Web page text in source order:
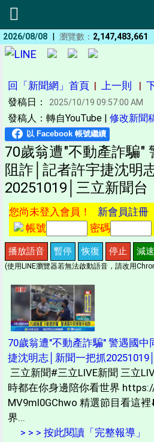
2026/08/08 | 瀏覽數： 2,147,483,661
回「新聞網」首頁 | 上一則 |
發稿日： 2025/10/19 09:57:00 AM
發稿人：轉自YouTube | 修改新聞
70歲翁遭"不動產詐騙"
阻詐│記者許宇捷沈明
20251019│三立新聞台
您尚未登入會員！ 新會員註冊
帳號
密碼
播放語音 暫停 恢復 停止 減速
(使用LINE瀏覽器若無法啟動語音，請改用
70歲翁遭"不動產詐騙" 警遇國
捷沈明志│新聞一把抓
三立新聞#三立LIVE新聞 三立
時都在你身邊陪你看世界
MV9mI0GChwo 精選節目看這
界...
> > > 按此閱讀「完整報導」